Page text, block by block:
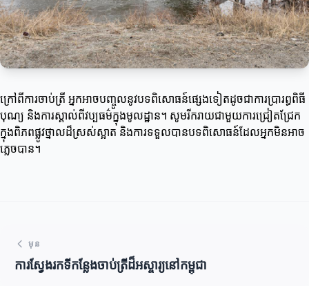
ក្រៅពីការចាប់ត្រី អ្នកអាចបញ្ចូលនូវបទពិសោធន៍ផ្សេងទៀតដូចជាការប្រារព្ធពិធី
បុណ្យ និងការស្គាល់ពីវប្បធម៌ក្នុងមូលដ្ឋាន។ សូមរីករាយជាមួយការជ្រៀតជ្រែក
ក្នុងពិភពផ្លូវថ្នាលដ៏ស្រស់ស្អាត និងការទទួលបានបទពិសោធន៍ដែលអ្នកមិនអាច
ភ្លេចបាន។
មុន
ការស្វែងរកទីកន្លែងចាប់ត្រីដ៏អស្ចារ្យនៅកម្ពុជា